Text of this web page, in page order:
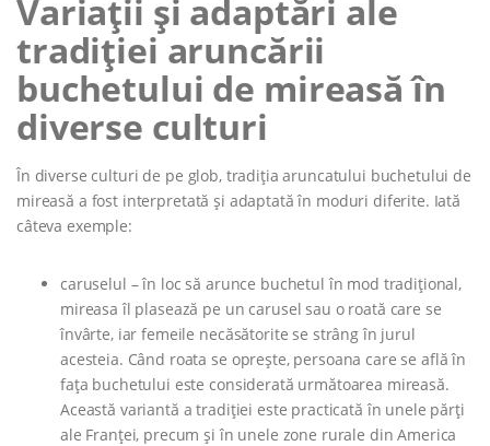
Variații și adaptări ale
tradiției aruncării
buchetului de mireasă în
diverse culturi
În diverse culturi de pe glob, tradiția aruncatului buchetului de
mireasă a fost interpretată și adaptată în moduri diferite. Iată
câteva exemple:
caruselul – în loc să arunce buchetul în mod tradițional,
mireasa îl plasează pe un carusel sau o roată care se
învârte, iar femeile necăsătorite se strâng în jurul
acesteia. Când roata se oprește, persoana care se află în
fața buchetului este considerată următoarea mireasă.
Această variantă a tradiției este practicată în unele părți
ale Franței, precum și în unele zone rurale din America